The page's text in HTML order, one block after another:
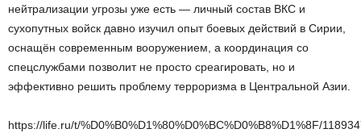
нейтрализации угрозы уже есть — личный состав ВКС и
сухопутных войск давно изучил опыт боевых действий в Сирии,
оснащён современным вооружением, а координация со
спецслужбами позволит не просто среагировать, но и
эффективно решить проблему терроризма в Центральной Азии.
https://life.ru/t/%D0%B0%D1%80%D0%BC%D0%B8%D1%8F/